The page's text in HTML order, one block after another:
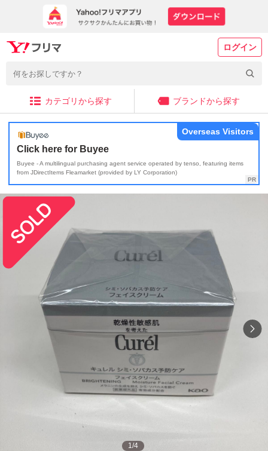
ログイン
カテゴリから探す ブランドから探す
Click here for Buyee
Buyee - A multilingual purchasing agent service operated by tenso, featuring items
from JDirectItems Fleamarket (provided by LY Corporation)
Overseas Visitors
1/4